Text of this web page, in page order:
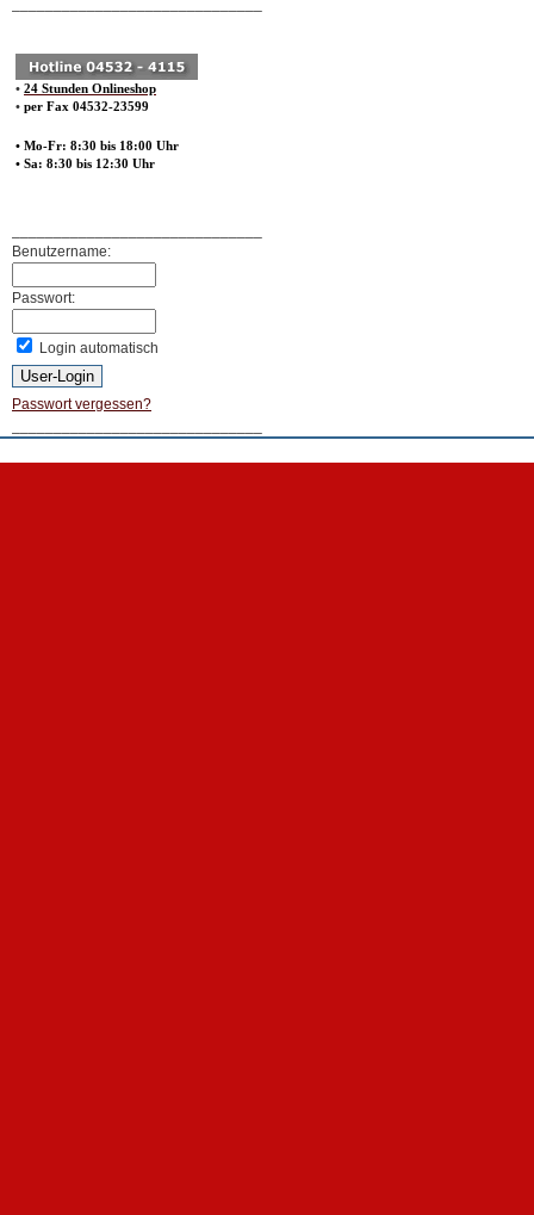
• 24 Stunden Onlineshop
• per Fax 04532-23599
• Mo-Fr: 8:30 bis 18:00 Uhr
• Sa: 8:30 bis 12:30 Uhr
Benutzername:
Passwort:
Login automatisch
Passwort vergessen?